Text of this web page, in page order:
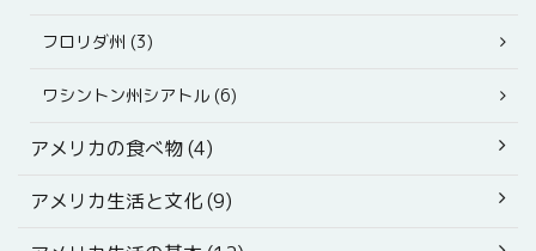
フロリダ州 (3)
ワシントン州シアトル (6)
アメリカの食べ物 (4)
アメリカ生活と文化 (9)